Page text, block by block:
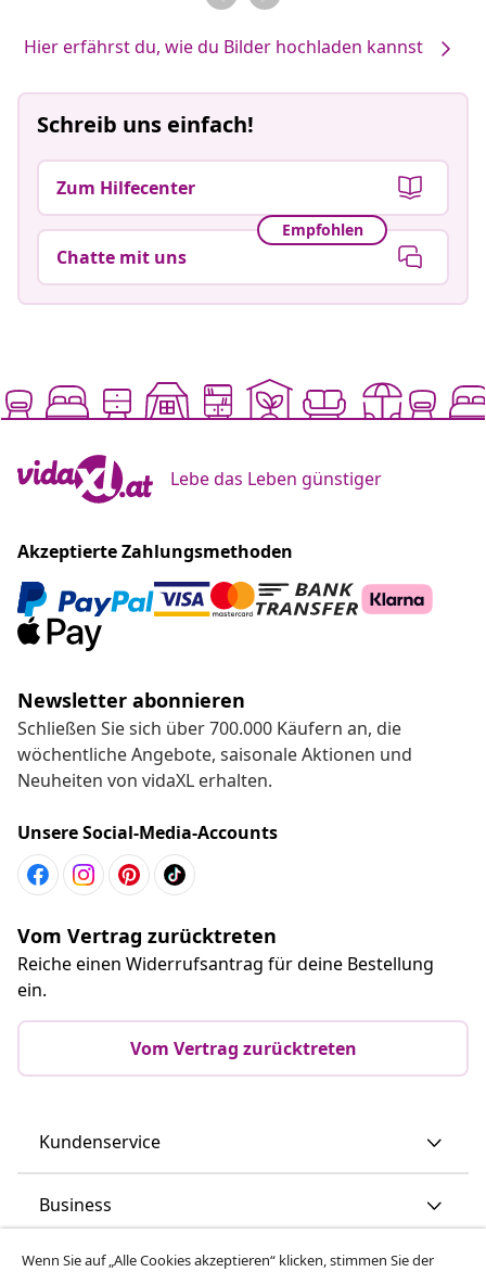
Hier erfährst du, wie du Bilder hochladen kannst
Schreib uns einfach!
Zum Hilfecenter
Empfohlen
Chatte mit uns
Lebe das Leben günstiger
Akzeptierte Zahlungsmethoden
Newsletter abonnieren
Schließen Sie sich über 700.000 Käufern an, die
wöchentliche Angebote, saisonale Aktionen und
Neuheiten von vidaXL erhalten.
Unsere Social-Media-Accounts
Vom Vertrag zurücktreten
Reiche einen Widerrufsantrag für deine Bestellung
ein.
Vom Vertrag zurücktreten
Kundenservice
Business
Wenn Sie auf „Alle Cookies akzeptieren“ klicken, stimmen Sie der